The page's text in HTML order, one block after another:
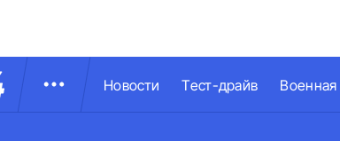
Новости Тест-драйв Военная